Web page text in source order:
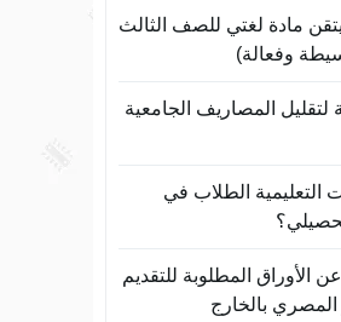
مادة لغتي للصف الثالث
وفعالة)
لتقليل المصاريف الجامعية
الطلاب في
الأوراق المطلوبة للتقديم
بالخارج